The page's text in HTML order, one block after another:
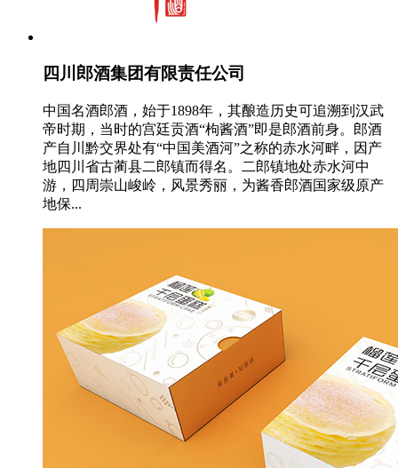
四川郎酒集团有限责任公司
中国名酒郎酒，始于1898年，其酿造历史可追溯到汉武
帝时期，当时的宫廷贡酒“枸酱酒”即是郎酒前身。郎酒
产自川黔交界处有“中国美酒河”之称的赤水河畔，因产
地四川省古蔺县二郎镇而得名。二郎镇地处赤水河中
游，四周崇山峻岭，风景秀丽，为酱香郎酒国家级原产
地保...